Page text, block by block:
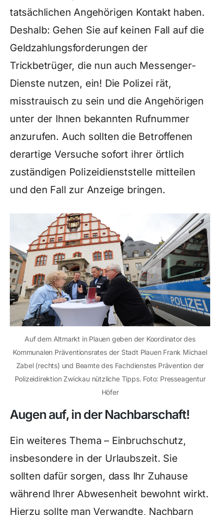
tatsächlichen Angehörigen Kontakt haben.
Deshalb: Gehen Sie auf keinen Fall auf die
Geldzahlungsforderungen der
Trickbetrüger, die nun auch Messenger-
Dienste nutzen, ein! Die Polizei rät,
misstrauisch zu sein und die Angehörigen
unter der Ihnen bekannten Rufnummer
anzurufen. Auch sollten die Betroffenen
derartige Versuche sofort ihrer örtlich
zuständigen Polizeidienststelle mitteilen
und den Fall zur Anzeige bringen.
Auf dem Altmarkt in Plauen geben der Koordinator des
Kommunalen Präventionsrates der Stadt Plauen Frank Michael
Zabel (rechts) und Beamte des Fachdienstes Prävention der
Polizeidirektion Zwickau nützliche Tipps. Foto: Presseagentur
Höfer
Augen auf, in der Nachbarschaft!
Ein weiteres Thema – Einbruchschutz,
insbesondere in der Urlaubszeit. Sie
sollten dafür sorgen, dass Ihr Zuhause
während Ihrer Abwesenheit bewohnt wirkt.
Hierzu sollte man Verwandte, Nachbarn